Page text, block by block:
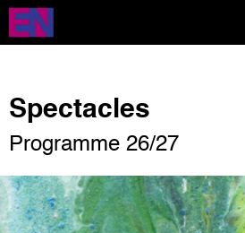
Aller
contenu
Spectacles
Programme 26/27